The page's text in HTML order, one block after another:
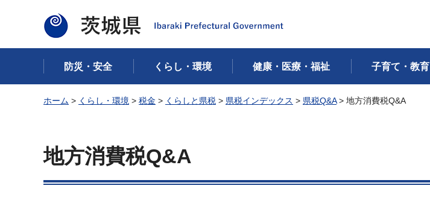
茨城県
防災・安全 くらし・環境 健康・医療・福祉 子育て・教育
ホーム > くらし・環境 > 税金 > くらしと県税 > 県税インデックス > 県税Q&A> 地方消費税Q&A
地方消費税Q&A